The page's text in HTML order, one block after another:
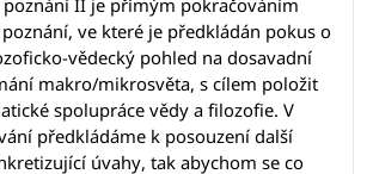
ve které je předkládán pokus o
vědecký pohled na dosavadní
makro/mikrosvěta, s cílem položit
spolupráce vědy a filozofie. V
předkládáme k posouzení další
úvahy, tak abychom se co